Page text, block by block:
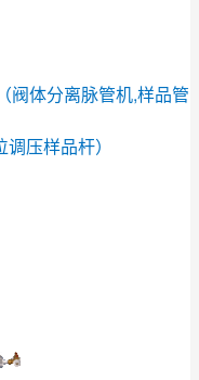
阀体分离脉管机,样品管
调压样品杆）